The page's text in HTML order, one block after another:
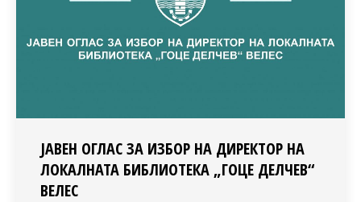
ЈАВЕН ОГЛАС ЗА ИЗБОР НА ДИРЕКТОР НА
ЛОКАЛНАТА БИБЛИОТЕКА „ГОЦЕ ДЕЛЧЕВ“
ВЕЛЕС